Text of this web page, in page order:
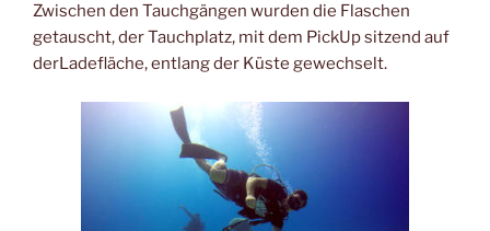
Zwischen den Tauchgängen wurden die Flaschen
getauscht, der Tauchplatz, mit dem PickUp sitzend auf
derLadefläche, entlang der Küste gewechselt.